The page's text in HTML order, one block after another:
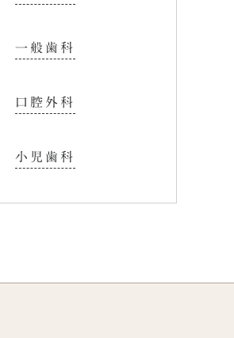
一般歯科
口腔外科
小児歯科